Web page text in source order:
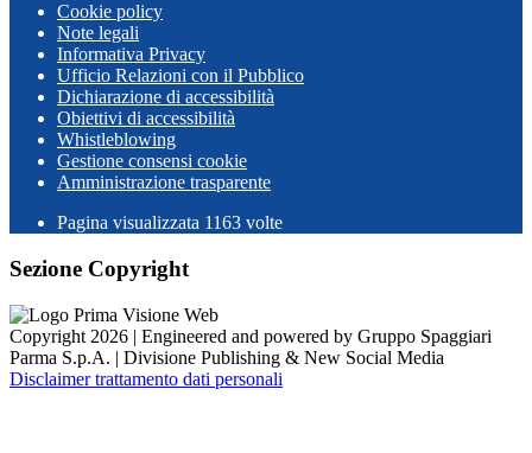
Cookie policy
Note legali
Informativa Privacy
Ufficio Relazioni con il Pubblico
Dichiarazione di accessibilità
Obiettivi di accessibilità
Whistleblowing
Gestione consensi cookie
Amministrazione trasparente
Pagina visualizzata 1163 volte
Sezione Copyright
Copyright 2026 | Engineered and powered by Gruppo Spaggiari
Parma S.p.A. | Divisione Publishing & New Social Media
Disclaimer trattamento dati personali